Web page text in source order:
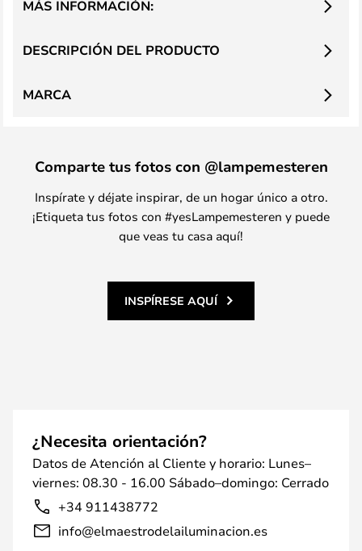
DESCRIPCIÓN DEL PRODUCTO
MÁS INFORMACIÓN:
MARCA
Comparte tus fotos con @lampemesteren
Inspírate y déjate inspirar, de un hogar único a otro.
¡Etiqueta tus fotos con #yesLampemesteren y puede
que veas tu casa aquí!
INSPÍRESE AQUÍ
¿Necesita orientación?
Datos de Atención al Cliente y horario: Lunes–
viernes: 08.30 - 16.00 Sábado–domingo: Cerrado
+34 911438772
info@elmaestrodelailuminacion.es